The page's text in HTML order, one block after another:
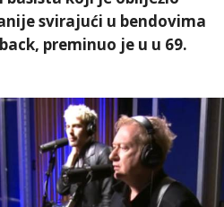
svirajući u bendovima
preminuo je u u 69.